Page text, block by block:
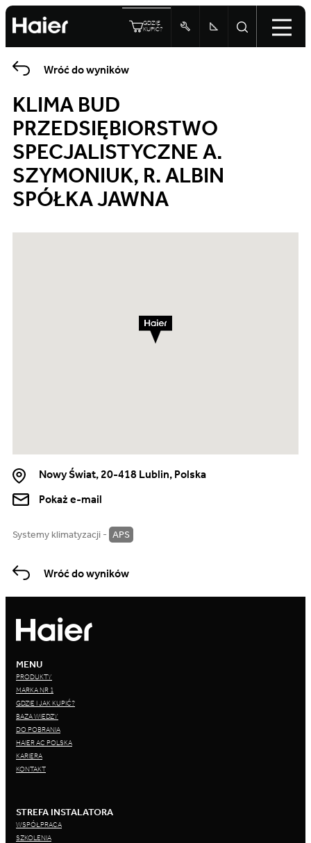
GDZIE
KUPIĆ?
Wróć do wyników
KLIMA BUD
PRZEDSIĘBIORSTWO
SPECJALISTYCZNE A.
SZYMONIUK, R. ALBIN
SPÓŁKA JAWNA
Nowy Świat, 20-418 Lublin, Polska
Pokaż e-mail
Systemy klimatyzacji - APS
Wróć do wyników
MENU
PRODUKTY
MARKA NR 1
GDZIE I JAK KUPIĆ?
BAZA WIEDZY
DO POBRANIA
HAIER AC POLSKA
KARIERA
KONTAKT
STREFA INSTALATORA
WSPÓŁPRACA
SZKOLENIA